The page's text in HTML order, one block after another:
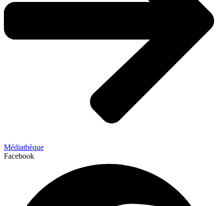
Médiathèque
Facebook